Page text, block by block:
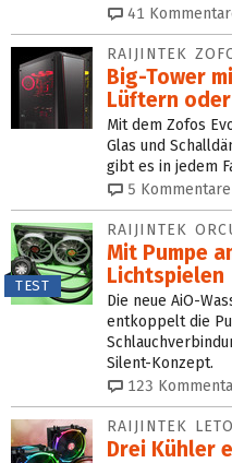
41
RAIJINTEK
Big-Tower
Lüftern oder
Mit dem Zofos
Glas und
gibt es in jedem
5 Kommentare
TEST
RAIJINTEK
Mit Pumpe
Lichtspielen
Die neue AiO-
entkoppelt die
Silent-Konzept.
123
RAIJINTEK
Drei Kühler